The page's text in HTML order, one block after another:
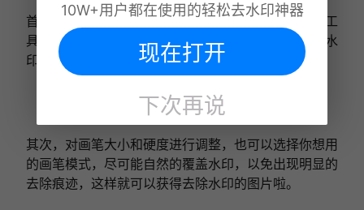
首先，打开PS找到图章绘制工具，选择仿制图章工
具，也可以选择快捷键s打开该工具，对图片进行去水
印的操作。
其次，对画笔大小和硬度进行调整，也可以选择你想用
的画笔模式，尽可能自然的覆盖水印，以免出现明显的
去除痕迹，这样就可以获得去除水印的图片啦。
10W+用户都在使用的轻松去水印神器
现在打开
下次再说